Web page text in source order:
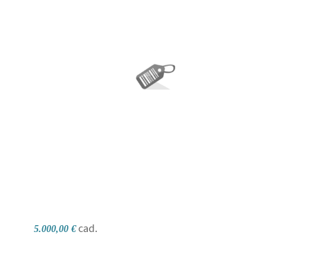
5.000,00 € cad.